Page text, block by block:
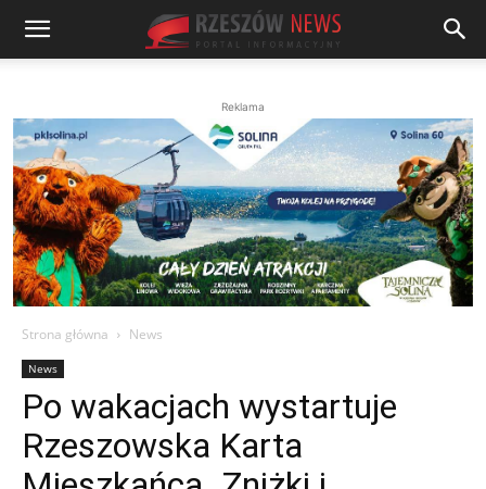
Reklama
Strona główna News
News
Po wakacjach wystartuje
Rzeszowska Karta